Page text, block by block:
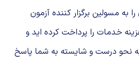
به مسولین برگزار کننده آزمون
خدمات را پرداخت کرده اید و
نحو درست و شایسته به شما پاسخ